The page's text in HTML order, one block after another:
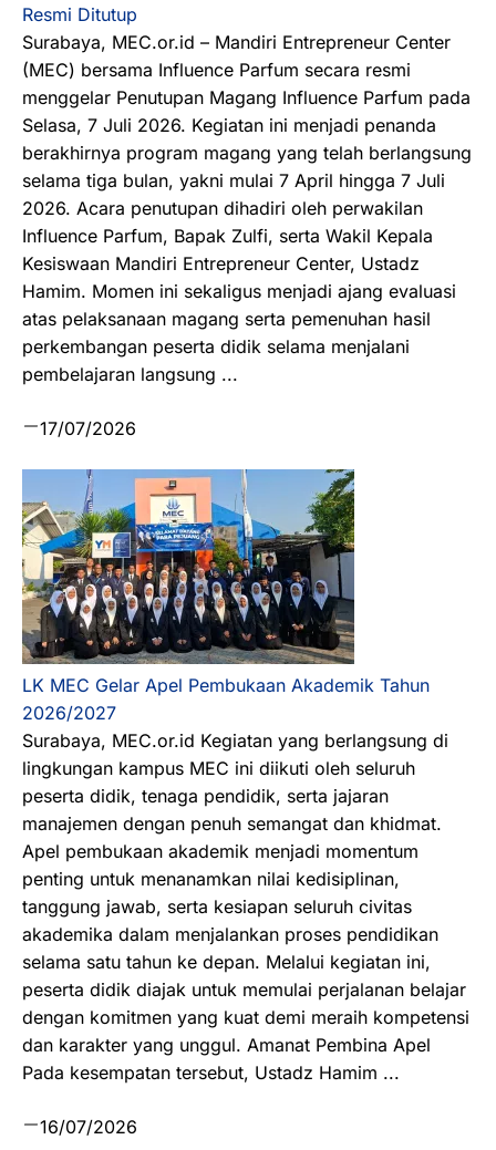
Resmi Ditutup
Surabaya, MEC.or.id – Mandiri Entrepreneur Center
(MEC) bersama Influence Parfum secara resmi
menggelar Penutupan Magang Influence Parfum pada
Selasa, 7 Juli 2026. Kegiatan ini menjadi penanda
berakhirnya program magang yang telah berlangsung
selama tiga bulan, yakni mulai 7 April hingga 7 Juli
2026. Acara penutupan dihadiri oleh perwakilan
Influence Parfum, Bapak Zulfi, serta Wakil Kepala
Kesiswaan Mandiri Entrepreneur Center, Ustadz
Hamim. Momen ini sekaligus menjadi ajang evaluasi
atas pelaksanaan magang serta pemenuhan hasil
perkembangan peserta didik selama menjalani
pembelajaran langsung ...
17/07/2026
LK MEC Gelar Apel Pembukaan Akademik Tahun
2026/2027
Surabaya, MEC.or.id Kegiatan yang berlangsung di
lingkungan kampus MEC ini diikuti oleh seluruh
peserta didik, tenaga pendidik, serta jajaran
manajemen dengan penuh semangat dan khidmat.
Apel pembukaan akademik menjadi momentum
penting untuk menanamkan nilai kedisiplinan,
tanggung jawab, serta kesiapan seluruh civitas
akademika dalam menjalankan proses pendidikan
selama satu tahun ke depan. Melalui kegiatan ini,
peserta didik diajak untuk memulai perjalanan belajar
dengan komitmen yang kuat demi meraih kompetensi
dan karakter yang unggul. Amanat Pembina Apel
Pada kesempatan tersebut, Ustadz Hamim ...
16/07/2026